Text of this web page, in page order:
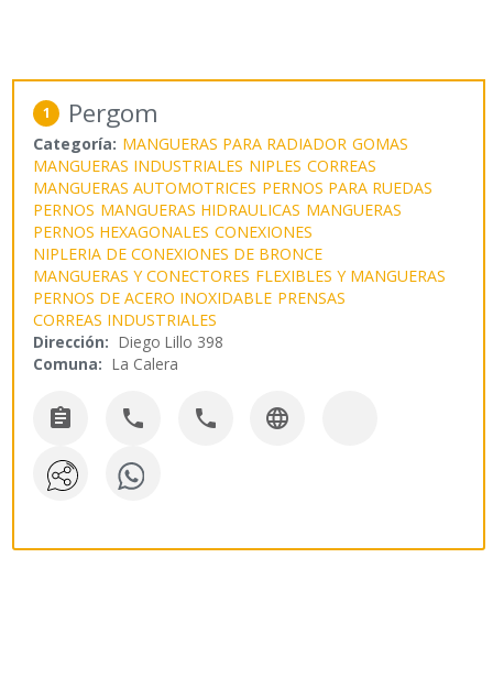
1 Pergom
Categoría: MANGUERAS PARA RADIADOR GOMAS
MANGUERAS INDUSTRIALES NIPLES CORREAS
MANGUERAS AUTOMOTRICES PERNOS PARA RUEDAS
PERNOS MANGUERAS HIDRAULICAS MANGUERAS
PERNOS HEXAGONALES CONEXIONES
NIPLERIA DE CONEXIONES DE BRONCE
MANGUERAS Y CONECTORES FLEXIBLES Y MANGUERAS
PERNOS DE ACERO INOXIDABLE PRENSAS
CORREAS INDUSTRIALES
Dirección: Diego Lillo 398
Comuna: La Calera
   